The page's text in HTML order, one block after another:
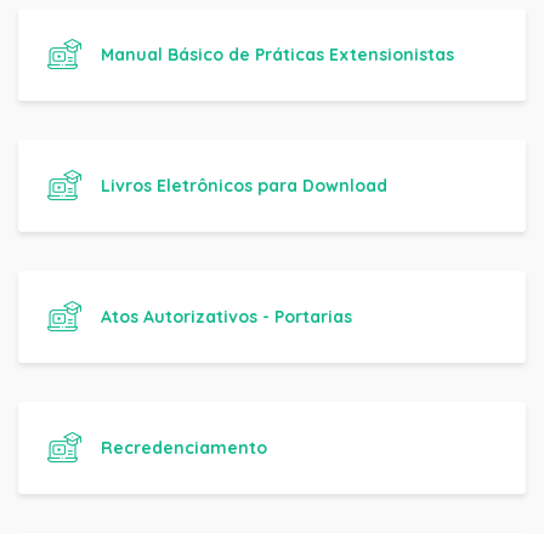
Manual Básico de Práticas Extensionistas
Livros Eletrônicos para Download
Atos Autorizativos - Portarias
Recredenciamento